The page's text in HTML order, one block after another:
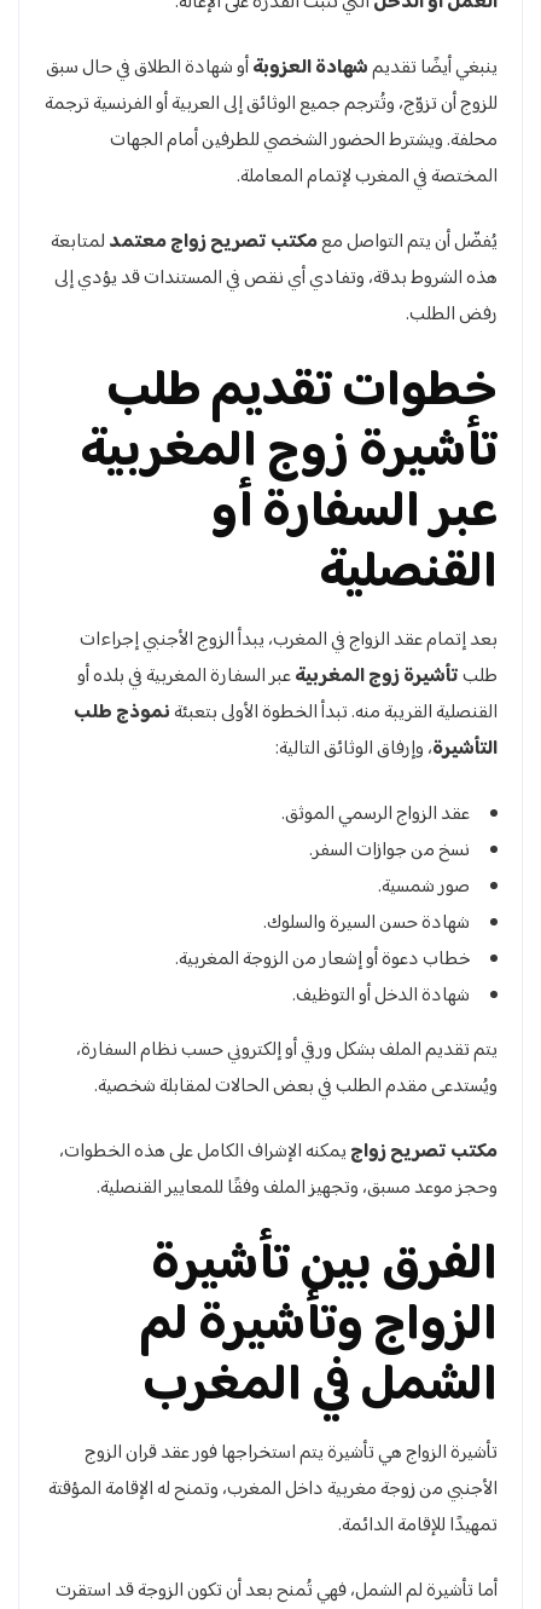
ينبغي أيضًا تقديمشهادة العزوبةأو شهادة الطلاق في حال سبق
للزوج أن تزوّج، وتُترجم جميع الوثائق إلى العربية أو الفرنسية ترجمة
محلفة. ويشترط الحضور الشخصي للطرفين أمام الجهات
المختصة في المغرب لإتمام المعاملة.
يُفضّل أن يتم التواصل معمكتب تصريح زواج معتمدلمتابعة
هذه الشروط بدقة، وتفادي أي نقص في المستندات قد يؤدي إلى
رفض الطلب.
خطوات تقديم طلب
تأشيرة زوج المغربية
عبر السفارة أو
القنصلية
بعد إتمام عقد الزواج في المغرب، يبدأ الزوج الأجنبي إجراءات
طلبتأشيرة زوج المغربيةعبر السفارة المغربية في بلده أو
القنصلية القريبة منه. تبدأ الخطوة الأولى بتعبئةنموذج طلب
التأشيرة، وإرفاق الوثائق التالية:
عقد الزواج الرسمي الموثق.
نسخ من جوازات السفر.
صور شمسية.
شهادة حسن السيرة والسلوك.
خطاب دعوة أو إشعار من الزوجة المغربية.
شهادة الدخل أو التوظيف.
يتم تقديم الملف بشكل ورقي أو إلكتروني حسب نظام السفارة،
ويُستدعى مقدم الطلب في بعض الحالات لمقابلة شخصية.
مكتب تصريح زواجيمكنه الإشراف الكامل على هذه الخطوات،
وحجز موعد مسبق، وتجهيز الملف وفقًا للمعايير القنصلية.
الفرق بين تأشيرة
الزواج وتأشيرة لم
الشمل في المغرب
تأشيرة الزواج هي تأشيرة يتم استخراجها فور عقد قران الزوج
الأجنبي من زوجة مغربية داخل المغرب، وتمنح له الإقامة المؤقتة
تمهيدًا للإقامة الدائمة.
أما تأشيرة لم الشمل، فهي تُمنح بعد أن تكون الزوجة قد استقرت